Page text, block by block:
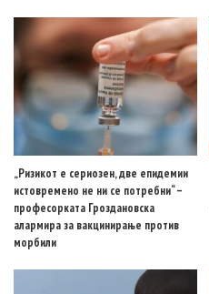
„Ризикот е сериозен, две епидемии
истовремено не ни се потребни“ –
професорката Гроздановска
алармира за вакцинирање против
морбили